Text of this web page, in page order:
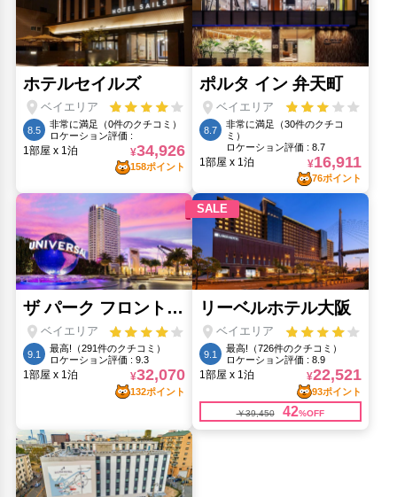
堂島大橋(1.9km)
フォレオ大阪ドームシティ(930m)
大阪市中央卸売市場(1km)
川口キリスト教会(1.21km)
旧名所四ツ橋跡碑(1.33km)
汐見橋(1.81km)
蔦屋(350m)
西九条駅(670m)
野田城 跡(1.66km)
野田恵美須神社(1.48km)
野田の藤跡(1.65km)
人気スポット
ユニバーサル・スタジオ・ジャパン(3.72km)
大阪城(5.79km)
大阪城公園(5.2km)
大阪城天守閣(5.79km)
大阪水族館 海遊館(4.56km)
心斎橋筋(2.64km)
梅田スカイビル 空中庭園展望台(3.6km)
ミナミ（難波）(2.72km)
黒門市場(3.59km)